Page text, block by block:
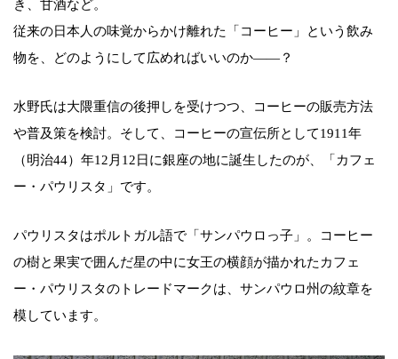
き、甘酒など。
従来の日本人の味覚からかけ離れた「コーヒー」という飲み
物を、どのようにして広めればいいのか——？
水野氏は大隈重信の後押しを受けつつ、コーヒーの販売方法
や普及策を検討。そして、コーヒーの宣伝所として1911年
（明治44）年12月12日に銀座の地に誕生したのが、「カフェ
ー・パウリスタ」です。
パウリスタはポルトガル語で「サンパウロっ子」。コーヒー
の樹と果実で囲んだ星の中に女王の横顔が描かれたカフェ
ー・パウリスタのトレードマークは、サンパウロ州の紋章を
模しています。